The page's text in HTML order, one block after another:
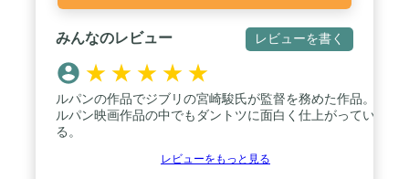
みんなのレビュー レビューを書く
★ ★ ★ ★ ★
ルパンの作品でジブリの宮崎駿氏が監督を務めた作品。
ルパン映画作品の中でもダントツに面白く仕上がってい
る。
レビューをもっと見る